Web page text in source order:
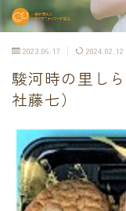
MENU
home
about
MEDIA & NEWS
2023.06.17 2024.02.12
駿河時の里し
社藤七）